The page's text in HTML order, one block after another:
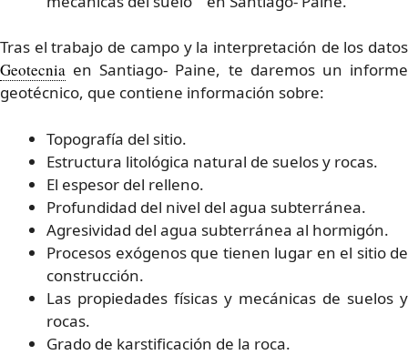
Tras el trabajo de campo y la interpretación de los datos
Geotecnia en Santiago- Paine, te daremos un informe
geotécnico, que contiene información sobre:
Topografía del sitio.
Estructura litológica natural de suelos y rocas.
El espesor del relleno.
Profundidad del nivel del agua subterránea.
Agresividad del agua subterránea al hormigón.
Procesos exógenos que tienen lugar en el sitio de
construcción.
Las propiedades físicas y mecánicas de suelos y
rocas.
Grado de karstificación de la roca.